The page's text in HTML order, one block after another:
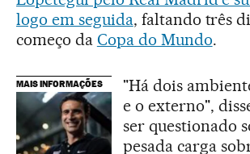
logo em seguida, faltando três
começo da Copa do Mundo.
MAIS INFORMAÇÕES
"Há dois
e o externo",
ser questionado
pesada carga